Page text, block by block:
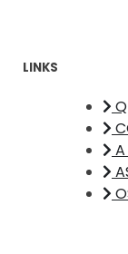
LINKS